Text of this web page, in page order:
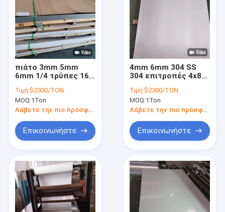
Προϊόντα
Βίντεο
πιάτο 3mm 5mm
6mm 1/4 τρύπες 16
ανοξείδωτου 410
420 430 316l φύλλο
ανοξείδωτου
Τιμή:$2300/TON
MOQ:1Ton
Λάβετε την πιο πρόσφατη τιμή
Επικοινωνήστε
4mm 6mm 304 SS
304 επιτροπές 4x8
ανοξείδωτου
ανοξείδωτου πιάτων
Τιμή:$2300/TON
MOQ:1Ton
Λάβετε την πιο πρόσφατη τιμή
Επικοινωνήστε